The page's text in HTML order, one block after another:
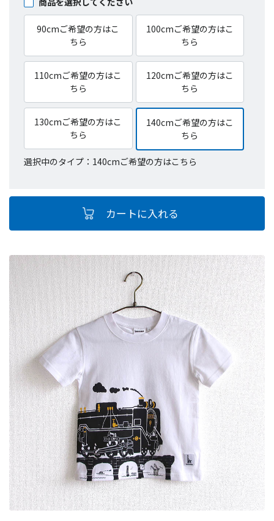
90cmご希望の方はこ
ちら
100cmご希望の方はこ
ちら
110cmご希望の方はこ
ちら
120cmご希望の方はこ
ちら
130cmご希望の方はこ
ちら
140cmご希望の方はこ
ちら
選択中のタイプ：140cmご希望の方はこちら